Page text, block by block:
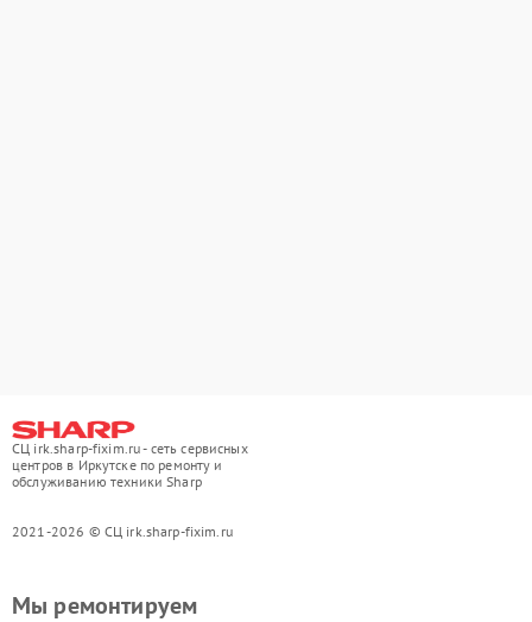
СЦ irk.sharp-fixim.ru - сеть сервисных
центров в Иркутске по ремонту и
обслуживанию техники Sharp
2021-2026 © СЦ irk.sharp-fixim.ru
Мы ремонтируем